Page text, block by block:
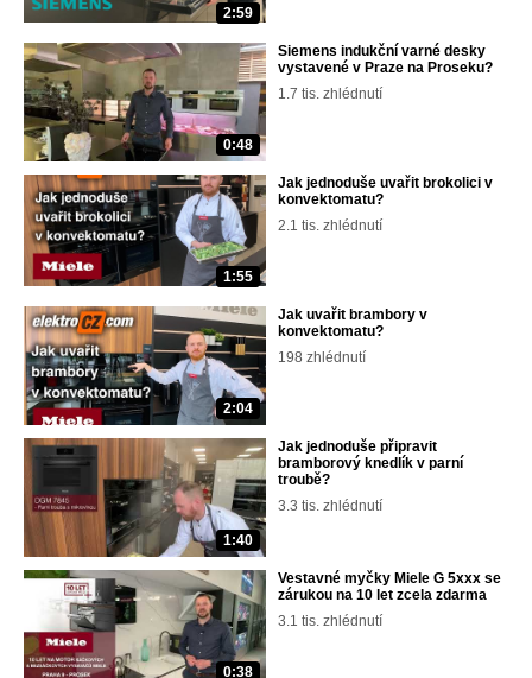
2:59
0:48
Siemens indukční varné desky
vystavené v Praze na Proseku?
1.7 tis. zhlédnutí
1:55
Jak jednoduše uvařit brokolici v
konvektomatu?
2.1 tis. zhlédnutí
2:04
Jak uvařit brambory v
konvektomatu?
198 zhlédnutí
1:40
Jak jednoduše připravit
bramborový knedlík v parní
troubě?
3.3 tis. zhlédnutí
0:38
Vestavné myčky Miele G 5xxx se
zárukou na 10 let zcela zdarma
3.1 tis. zhlédnutí